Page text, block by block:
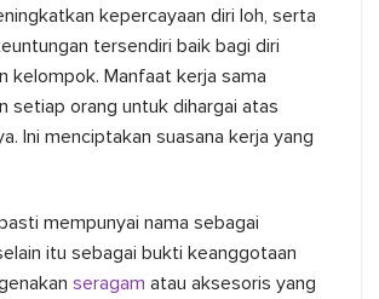
kepercayaan diri loh, serta
tersendiri baik bagi diri
kelompok. Manfaat kerja sama
setiap orang untuk dihargai atas
Ini menciptakan suasana kerja yang
mempunyai nama sebagai
itu sebagai bukti keanggotaan
seragam atau aksesoris yang